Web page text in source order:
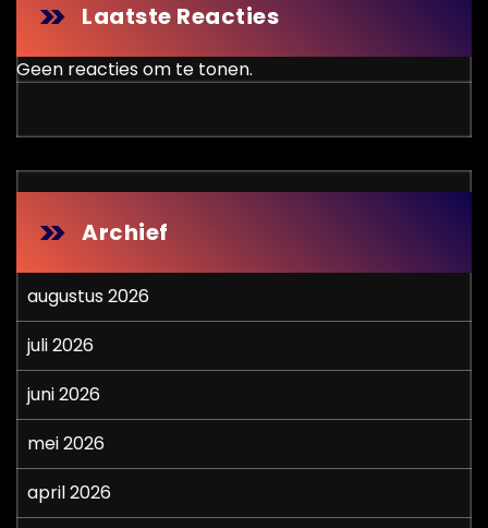
Laatste Reacties
Geen reacties om te tonen.
Archief
augustus 2026
juli 2026
juni 2026
mei 2026
april 2026